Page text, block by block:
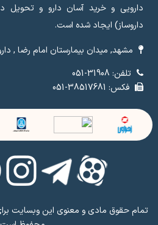
دارویی و خرید آسان دارو و
داروساز) ایجاد شده است.
مشهد, میدان بیمارستان امام رضا ,
تلفن: 31908-051
فکس: 38517681-051
تمام حقوق مادی و معنوی این وبسایت